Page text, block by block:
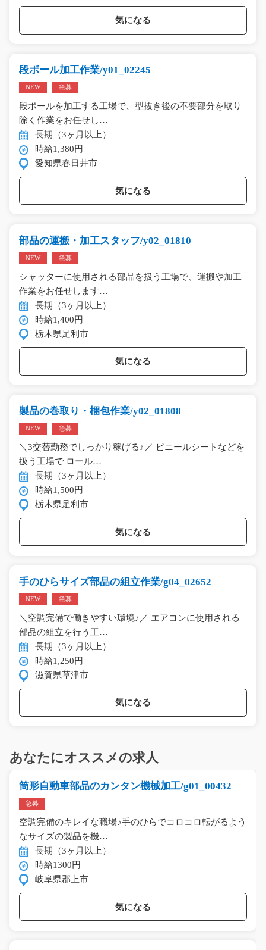
気になる
段ボール加工作業/y01_02245
NEW 急募
段ボールを加工する工場で、型抜き後の不要部分を取り
除く作業をお任せし…
長期（3ヶ月以上）
時給1,380円
愛知県春日井市
気になる
部品の運搬・加工スタッフ/y02_01810
NEW 急募
シャッターに使用される部品を扱う工場で、運搬や加工
作業をお任せします…
長期（3ヶ月以上）
時給1,400円
栃木県足利市
気になる
製品の巻取り・梱包作業/y02_01808
NEW 急募
＼3交替勤務でしっかり稼げる♪／ ビニールシートなどを
扱う工場で ロール…
長期（3ヶ月以上）
時給1,500円
栃木県足利市
気になる
手のひらサイズ部品の組立作業/g04_02652
NEW 急募
＼空調完備で働きやすい環境♪／ エアコンに使用される
部品の組立を行う工…
長期（3ヶ月以上）
時給1,250円
滋賀県草津市
気になる
あなたにオススメの求人
筒形自動車部品のカンタン機械加工/g01_00432
急募
空調完備のキレイな職場♪手のひらでコロコロ転がるよう
なサイズの製品を機…
長期（3ヶ月以上）
時給1300円
岐阜県郡上市
気になる